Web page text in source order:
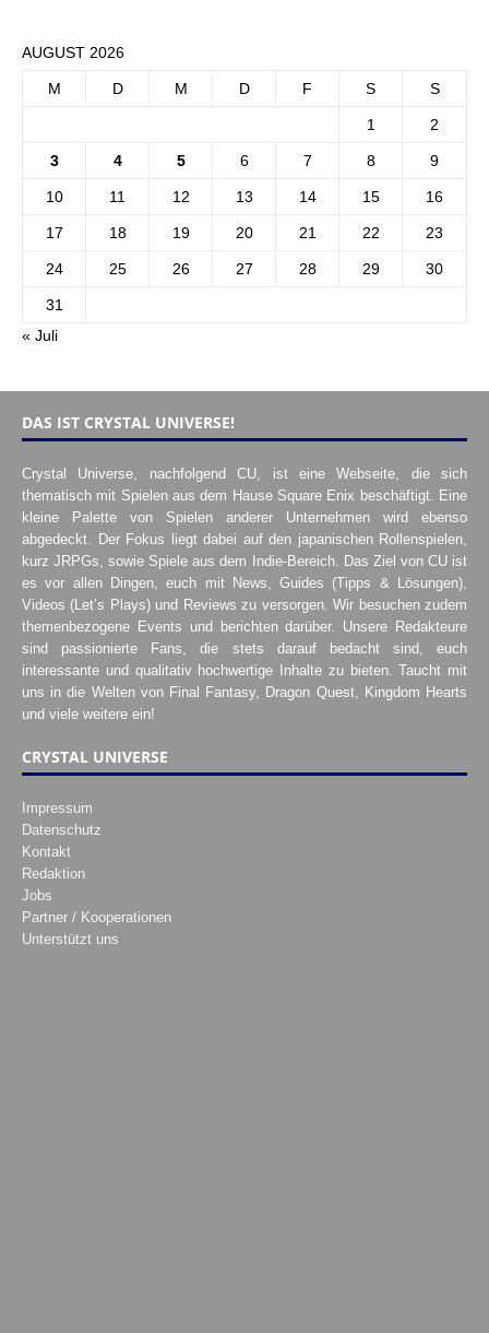
AUGUST 2026
M D M D F S S
1 2
3 4 5 6 7 8 9
10 11 12 13 14 15 16
17 18 19 20 21 22 23
24 25 26 27 28 29 30
31
« Juli
DAS IST CRYSTAL UNIVERSE!
Crystal Universe, nachfolgend CU, ist eine Webseite, die sich
thematisch mit Spielen aus dem Hause Square Enix beschäftigt. Eine
kleine Palette von Spielen anderer Unternehmen wird ebenso
abgedeckt. Der Fokus liegt dabei auf den japanischen Rollenspielen,
kurz JRPGs, sowie Spiele aus dem Indie-Bereich. Das Ziel von CU ist
es vor allen Dingen, euch mit News, Guides (Tipps & Lösungen),
Videos (Let’s Plays) und Reviews zu versorgen. Wir besuchen zudem
themenbezogene Events und berichten darüber. Unsere Redakteure
sind passionierte Fans, die stets darauf bedacht sind, euch
interessante und qualitativ hochwertige Inhalte zu bieten. Taucht mit
uns in die Welten von Final Fantasy, Dragon Quest, Kingdom Hearts
und viele weitere ein!
CRYSTAL UNIVERSE
Impressum
Datenschutz
Kontakt
Redaktion
Jobs
Partner / Kooperationen
Unterstützt uns